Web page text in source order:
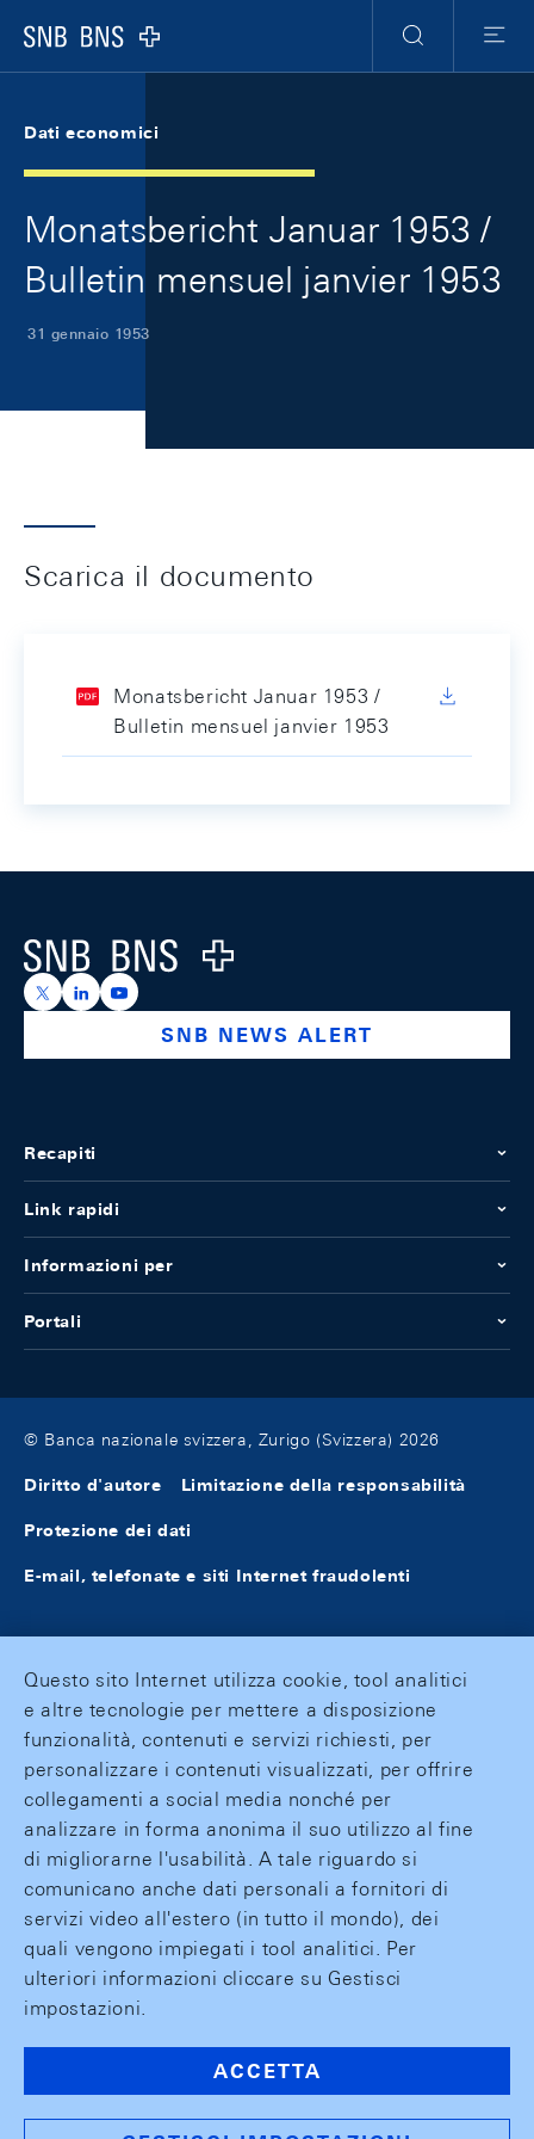
Logo
Ricerca
Menu
Dati economici
Monatsbericht Januar 1953 /
Bulletin mensuel janvier 1953
31 gennaio 1953
Scarica il documento
Monatsbericht Januar 1953 /
Bulletin mensuel janvier 1953
Logo
https://x.com/snb_bns
https://ch.linkedin.com/company/swiss-national-
https://www.youtube.com/@swissnationalbank
SNB NEWS ALERT
Recapiti
Link rapidi
Informazioni per
Portali
© Banca nazionale svizzera, Zurigo (Svizzera) 2026
Diritto d'autore Limitazione della responsabilità
Protezione dei dati
E-mail, telefonate e siti Internet fraudolenti
Questo sito Internet utilizza cookie, tool analitici
e altre tecnologie per mettere a disposizione
funzionalità, contenuti e servizi richiesti, per
personalizzare i contenuti visualizzati, per offrire
collegamenti a social media nonché per
analizzare in forma anonima il suo utilizzo al fine
di migliorarne l'usabilità. A tale riguardo si
comunicano anche dati personali a fornitori di
servizi video all'estero (in tutto il mondo), dei
quali vengono impiegati i tool analitici. Per
ulteriori informazioni cliccare su Gestisci
impostazioni.
ACCETTA